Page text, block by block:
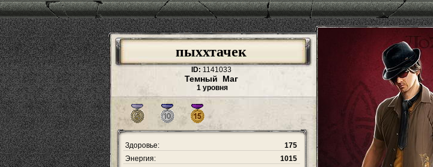
пыххтачек
ID: 1141033
Темный Маг
1 уровня
Здоровье:
175
Энергия:
1015